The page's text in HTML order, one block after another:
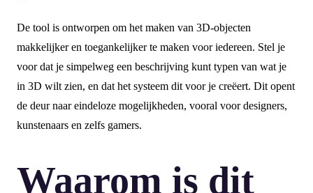
De tool is ontworpen om het maken van 3D-objecten
makkelijker en toegankelijker te maken voor iedereen. Stel je
voor dat je simpelweg een beschrijving kunt typen van wat je
in 3D wilt zien, en dat het systeem dit voor je creëert. Dit opent
de deur naar eindeloze mogelijkheden, vooral voor designers,
kunstenaars en zelfs gamers.
Waarom is dit